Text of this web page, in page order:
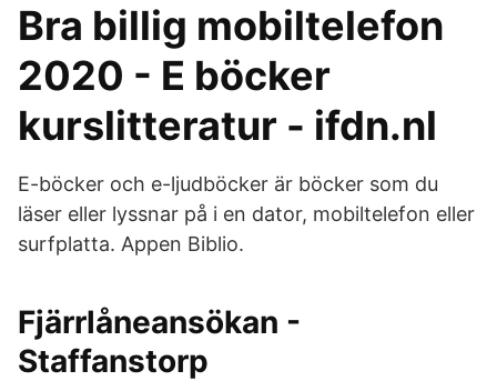
Bra billig mobiltelefon
2020 - E böcker
kurslitteratur - ifdn.nl
E-böcker och e-ljudböcker är böcker som du
läser eller lyssnar på i en dator, mobiltelefon eller
surfplatta. Appen Biblio.
Fjärrlåneansökan -
Staffanstorp